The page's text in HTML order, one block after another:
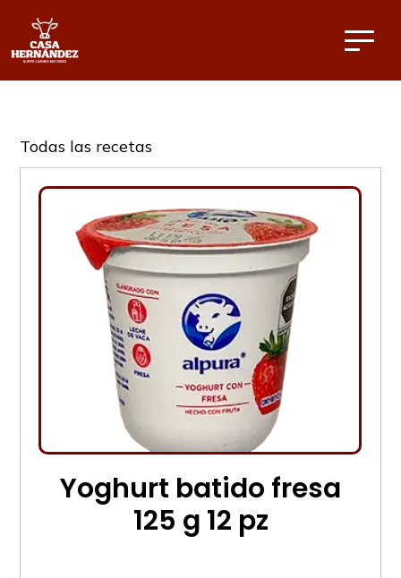
Todas las recetas
Yoghurt batido fresa
125 g 12 pz